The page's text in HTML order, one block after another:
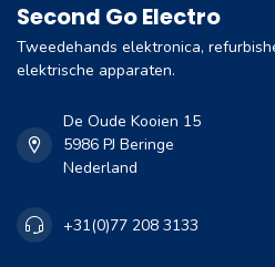
Second Go Electro
Tweedehands elektronica,
elektrische apparaten.
De Oude Kooien 15
5986 PJ Beringe
Nederland
+31(0)77 208 3133